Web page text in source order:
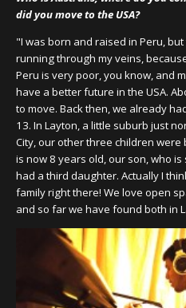
did you move to the USA?
"I was born and raised in Peru,
running through my veins,
Peru is very poor, you know, and
have a better future in the USA.
to move. Back then, we already
13. In Layton, a little suburb just
City, our other three children
is now 8 years old, our son, who
had a third daughter. Actually I
family right there! We love open
and so far we have found both in